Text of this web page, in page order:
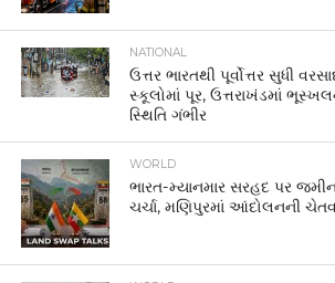
NATIONAL
ઉત્તર ભારતથી પૂર્વોત્તર સુધી
સ્કૂલોમાં પૂર, ઉત્તરાખંડમાં
સ્થિતિ ગંભીર
WORLD
ભારત-મ્યાનમાર સરહદ પર
ચર્ચા, મણિપુરમાં આંદોલનની